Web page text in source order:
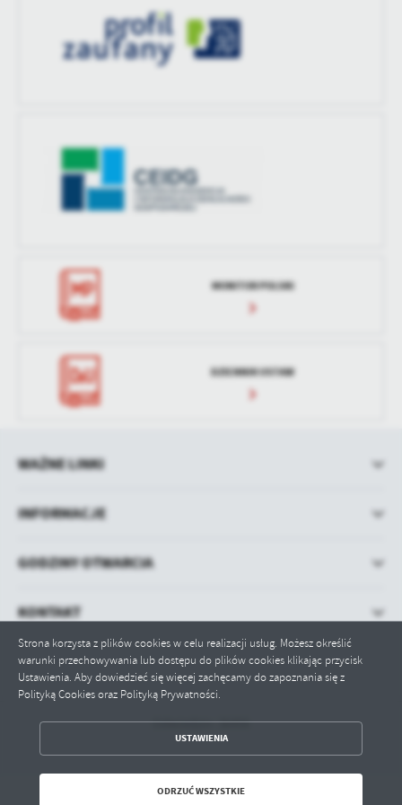
Strona korzysta z plików cookies w celu realizacji usług. Możesz określić
warunki przechowywania lub dostępu do plików cookies klikając przycisk
Ustawienia. Aby dowiedzieć się więcej zachęcamy do zapoznania się z
Polityką Cookies oraz Polityką Prywatności.
USTAWIENIA
ODRZUĆ WSZYSTKIE
ZAPISZ WYBRANE
ODRZUĆ WSZYSTKIE
MONITOR POLSKI
DZIENNIK USTAW
WAŻNE LINKI
INFORMACJE
GODZINY OTWARCIA
KONTAKT
Odwiedzin: 36456